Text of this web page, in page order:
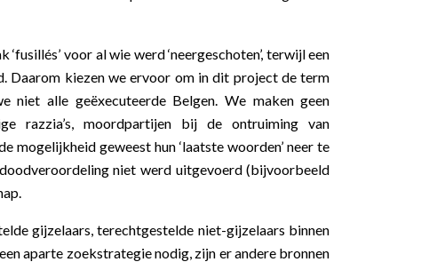
voor al wie werd ‘neergeschoten’, terwijl een
Daarom kiezen we ervoor om in dit project de term
niet alle geëxecuteerde Belgen. We maken geen
razzia’s, moordpartijen bij de ontruiming van
geweest hun ‘laatste woorden’ neer te
niet werd uitgevoerd (bijvoorbeeld
gijzelaars, terechtgestelde niet-gijzelaars binnen
aparte zoekstrategie nodig, zijn er andere bronnen